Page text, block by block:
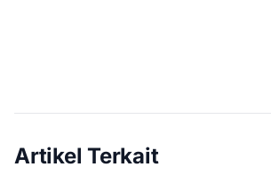
Artikel Terkait